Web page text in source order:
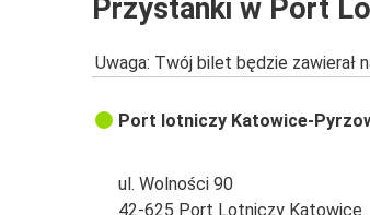
Przystanki w Port
Uwaga: Twój bilet będzie zawierał
Port lotniczy Katowice-
ul. Wolności 90
42-625 Port Lotniczy Katowice